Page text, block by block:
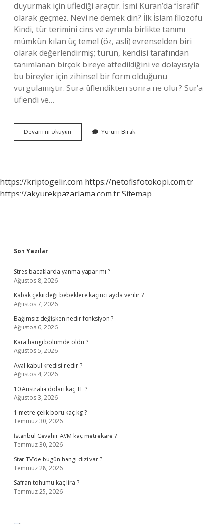
duyurmak için üflediği araçtır. İsmi Kuran’da “İsrafil”
olarak geçmez. Nevi ne demek din? İlk İslam filozofu
Kindi, tür terimini cins ve ayrımla birlikte tanımı
mümkün kılan üç temel (öz, asli) evrenselden biri
olarak değerlendirmiş; türün, kendisi tarafından
tanımlanan birçok bireye atfedildiğini ve dolayısıyla
bu bireyler için zihinsel bir form olduğunu
vurgulamıştır. Sura üflendikten sonra ne olur? Sur’a
üflendi ve…
Devamını okuyun
Nevi
Yorum Bırak
https://kriptogelir.com https://netofisfotokopi.com.tr
https://akyurekpazarlama.com.trSitemap
Sidebar
Son Yazılar
Stres bacaklarda yanma yapar mı ?
Ağustos 8, 2026
Kabak çekirdeği bebeklere kaçıncı ayda verilir ?
Ağustos 7, 2026
Bağımsız değişken nedir fonksiyon ?
Ağustos 6, 2026
Kara hangi bölümde öldü ?
Ağustos 5, 2026
Aval kabul kredisi nedir ?
Ağustos 4, 2026
10 Australia doları kaç TL ?
Ağustos 3, 2026
1 metre çelik boru kaç kg ?
Temmuz 30, 2026
İstanbul Cevahir AVM kaç metrekare ?
Temmuz 30, 2026
Star TV’de bugün hangi dizi var ?
Temmuz 28, 2026
Safran tohumu kaç lira ?
Temmuz 25, 2026